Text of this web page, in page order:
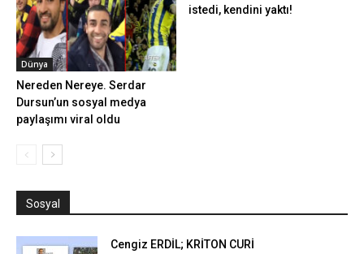
Dünya
Nereden Nereye. Serdar
Dursun’un sosyal medya
paylaşımı viral oldu
istedi, kendini yaktı!
Sosyal
Cengiz ERDİL; KRİTON CURİ